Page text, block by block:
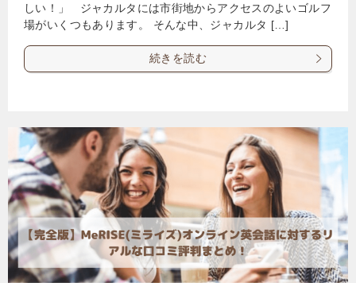
しい！」 ジャカルタには市街地からアクセスのよいゴルフ
場がいくつもあります。 そんな中、ジャカルタ […]
続きを読む